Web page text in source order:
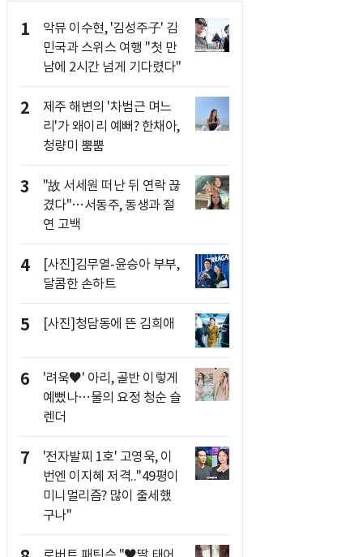
1
악뮤 이수현, '김성주子' 김
민국과 스위스 여행 "첫 만
남에 2시간 넘게 기다렸다"
2
제주 해변의 '차범근 며느
리'가 왜이리 예뻐? 한채아,
청량미 뿜뿜
3
"故 서세원 떠난 뒤 연락 끊
겼다"…서동주, 동생과 절
연 고백
4
[사진]김무열-윤승아 부부,
달콤한 손하트
5 [사진]청담동에 뜬 김희애
6
'려욱♥' 아리, 골반 이렇게
예뻤나…물의 요정 청순 슬
렌더
7
'전자발찌 1호' 고영욱, 이
번엔 이지혜 저격.."49평이
미니멀리즘? 많이 출세했
구나"